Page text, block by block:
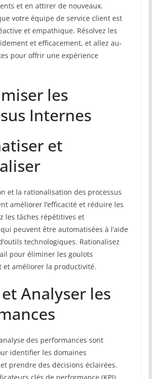
et en attirer de nouveaux.
votre équipe de service client est
et empathique. Résolvez les
et efficacement, et allez au-
pour offrir une expérience
les
Internes
et
et la rationalisation des processus
améliorer l’efficacité et réduire les
les tâches répétitives et
peuvent être automatisées à l’aide
technologiques. Rationalisez
pour éliminer les goulots
et améliorer la productivité.
Analyser les
des performances sont
identifier les domaines
prendre des décisions éclairées.